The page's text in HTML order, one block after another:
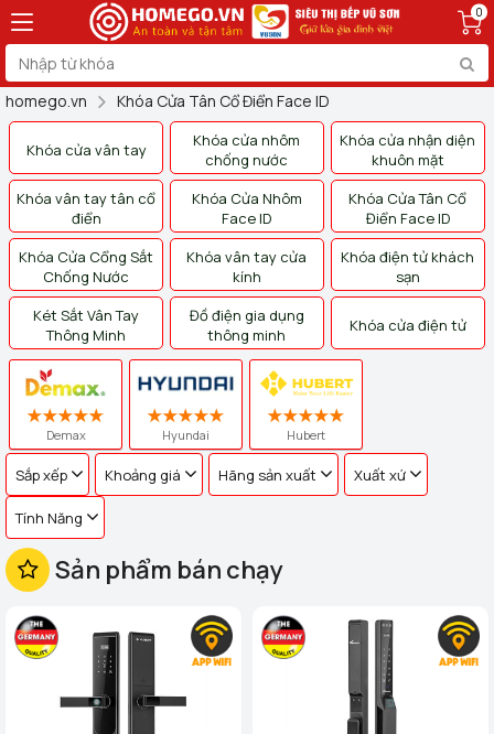
0
homego.vn Khóa Cửa Tân Cổ Điển Face ID
Khóa cửa vân tay
Khóa cửa nhôm
chống nước
Khóa cửa nhận diện
khuôn mặt
Khóa vân tay tân cổ
điển
Khóa Cửa Nhôm
Face ID
Khóa Cửa Tân Cổ
Điển Face ID
Khóa Cửa Cổng Sắt
Chống Nước
Khóa vân tay cửa
kính
Khóa điện tử khách
sạn
Két Sắt Vân Tay
Thông Minh
Đồ điện gia dụng
thông minh
Khóa cửa điện tử
Demax Hyundai Hubert
Sắp xếp Khoảng giá Hãng sản xuất Xuất xứ
Tính Năng
Sản phẩm bán chạy